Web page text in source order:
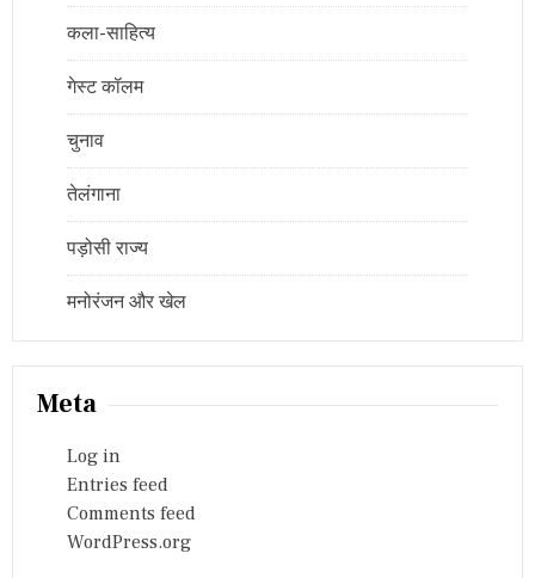
कला-साहित्य
गेस्ट कॉलम
चुनाव
तेलंगाना
पड़ोसी राज्य
मनोरंजन और खेल
Meta
Log in
Entries feed
Comments feed
WordPress.org